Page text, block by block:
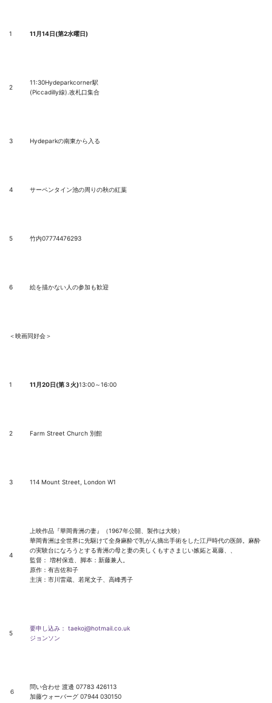
1 11 月14日(第2水曜日)
2
11:30Hydeparkcorner駅
(Piccadilly線).改札口集合
3 Hydeparkの南東から入る
4 サーペンタイン池の周りの秋の紅葉
5 竹内07774476293
6 絵を描かない人の参加も歓迎
＜映画同好会＞
1 11 月20日(第３火)13:00～16:00
2 Farm Street Church 別館
3 114 Mount Street, London W1
4
上映作品『華岡青洲の妻』（1967年公開、製作は大映）
華岡青洲は全世界に先駆けて全身麻酔で乳がん摘出手術をした江戸時代の医師。麻酔
の実験台になろうとする青洲の母と妻の美しくもすさまじい嫉妬と葛藤、、
監督： 増村保造、脚本：新藤兼人。
原作：有吉佐和子
主演：市川雷蔵、若尾文子、高峰秀子
5
要申し込み： taekoj@hotmail.co.uk
ジョンソン
６
問い合わせ 渡邊 07783 426113
加藤ウォーバーグ 07944 030150